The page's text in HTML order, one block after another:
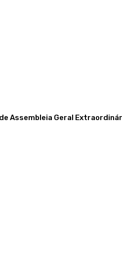
Assembleia Geral